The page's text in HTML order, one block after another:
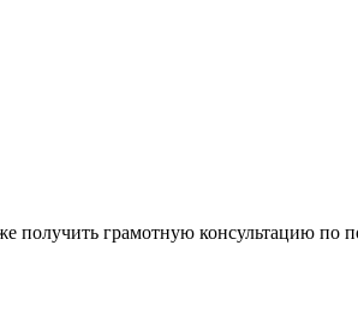
грамотную консультацию по